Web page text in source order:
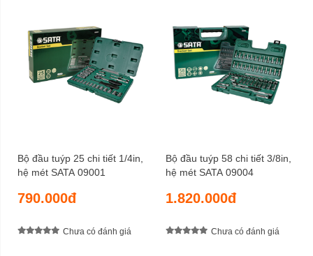
Bộ đầu tuýp 25 chi tiết 1/4in,
hệ mét SATA 09001
790.000đ
Chưa có đánh giá
Bộ đầu tuýp 58 chi tiết 3/8in,
hệ mét SATA 09004
1.820.000đ
Chưa có đánh giá